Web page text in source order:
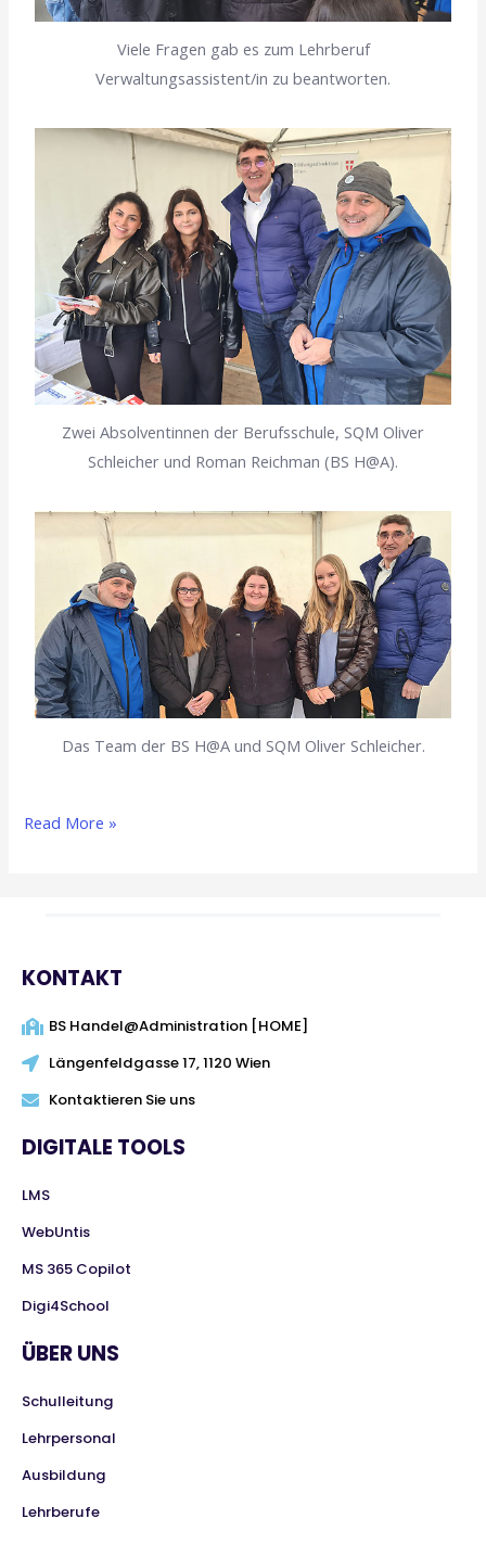
Viele Fragen gab es zum Lehrberuf
Verwaltungsassistent/in zu beantworten.
Zwei Absolventinnen der Berufsschule, SQM Oliver
Schleicher und Roman Reichman (BS H@A).
Das Team der BS H@A und SQM Oliver Schleicher.
Read More »
KONTAKT
BS Handel@Administration [HOME]
Längenfeldgasse 17, 1120 Wien
Kontaktieren Sie uns
DIGITALE TOOLS
LMS
WebUntis
MS 365 Copilot
Digi4School
ÜBER UNS
Schulleitung
Lehrpersonal
Ausbildung
Lehrberufe